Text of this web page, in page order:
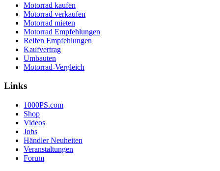
Motorrad kaufen
Motorrad verkaufen
Motorrad mieten
Motorrad Empfehlungen
Reifen Empfehlungen
Kaufvertrag
Umbauten
Motorrad-Vergleich
Links
1000PS.com
Shop
Videos
Jobs
Händler Neuheiten
Veranstaltungen
Forum